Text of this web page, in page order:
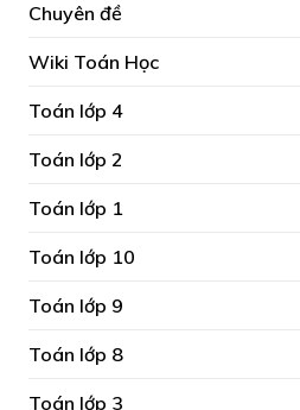
Chuyên đề
Wiki Toán Học
Toán lớp 4
Toán lớp 2
Toán lớp 1
Toán lớp 10
Toán lớp 9
Toán lớp 8
Toán lớp 3